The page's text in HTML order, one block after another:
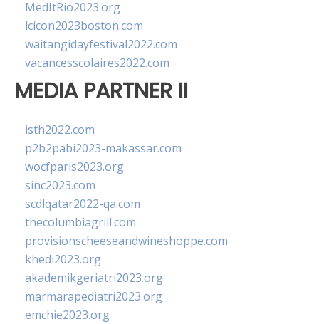
MedItRio2023.org
lcicon2023boston.com
waitangidayfestival2022.com
vacancesscolaires2022.com
MEDIA PARTNER II
isth2022.com
p2b2pabi2023-makassar.com
wocfparis2023.org
sinc2023.com
scdlqatar2022-qa.com
thecolumbiagrill.com
provisionscheeseandwineshoppe.com
khedi2023.org
akademikgeriatri2023.org
marmarapediatri2023.org
emchie2023.org